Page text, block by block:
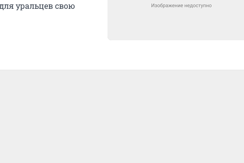
уральцев свою